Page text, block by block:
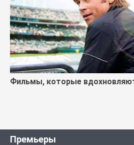
Фильмы, которые
Премьеры